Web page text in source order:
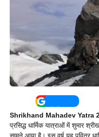
Shrikhand Mahadev Yatra
प्रसिद्ध धार्मिक यात्राओं में शुमार